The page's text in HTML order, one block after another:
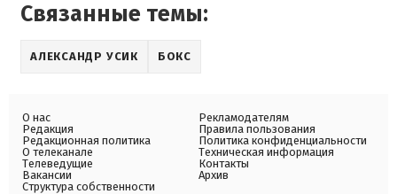
Связанные темы:
АЛЕКСАНДР УСИК БОКС
О нас
Редакция
Редакционная политика
О телеканале
Телеведущие
Вакансии
Структура собственности
Рекламодателям
Правила пользования
Политика конфиденциальности
Техническая информация
Контакты
Архив